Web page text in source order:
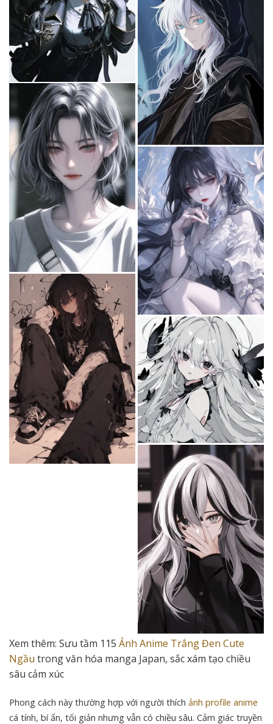
Xem thêm: Sưu tầm 115 Ảnh Anime Trắng Đen Cute
Ngầu trong văn hóa manga Japan, sắc xám tạo chiều
sâu cảm xúc
Phong cách này thường hợp với người thích ảnh profile anime
cá tính, bí ẩn, tối giản nhưng vẫn có chiều sâu. Cảm giác truyền